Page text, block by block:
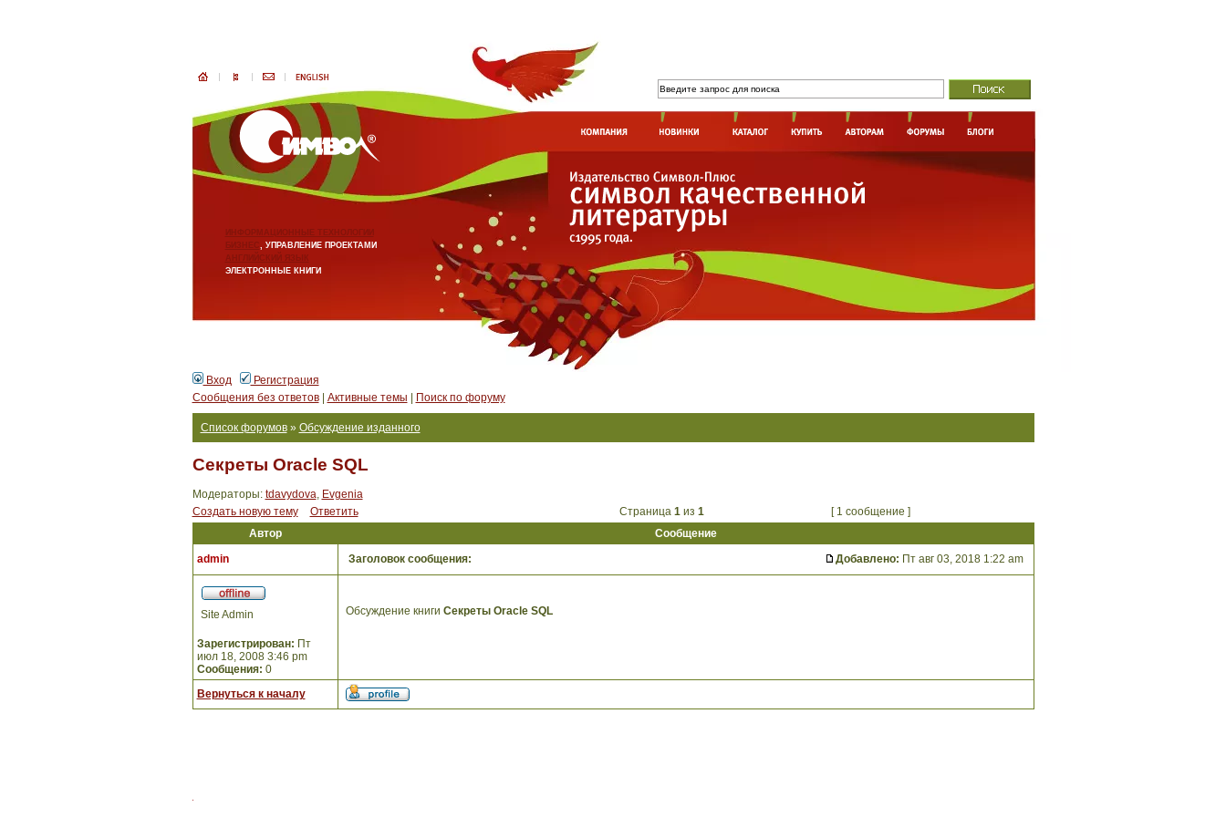
ИНФОРМАЦИОННЫЕ ТЕХНОЛОГИИ
БИЗНЕС, УПРАВЛЕНИЕ ПРОЕКТАМИ
АНГЛИЙСКИЙ ЯЗЫК
ЭЛЕКТРОННЫЕ КНИГИ
Вход
Регистрация
Сообщения без ответов| Активные темы Поиск по форуму
Список форумов» Обсуждение изданного
Секреты Oracle SQL
Модераторы: tdavydova, Evgenia
Создать новую тему
Ответить Страница 1из 1
[ 1 сообщение ]
Автор
Сообщение
admin
Заголовок сообщения: Добавлено: Пт авг 03, 2018 1:22 am
Site Admin
Зарегистрирован: Пт
июл 18, 2008 3:46 pm
Сообщения: 0
Обсуждение книги Секреты Oracle SQL
Вернуться к началу